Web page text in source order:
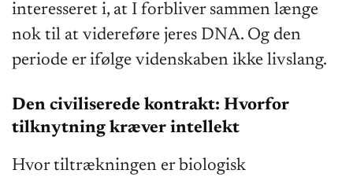
interesseret i, at I forbliver sammen længe
nok til at videreføre jeres DNA. Og den
periode er ifølge videnskaben ikke livslang.
Den civiliserede kontrakt: Hvorfor
tilknytning kræver intellekt
Hvor tiltrækningen er biologisk